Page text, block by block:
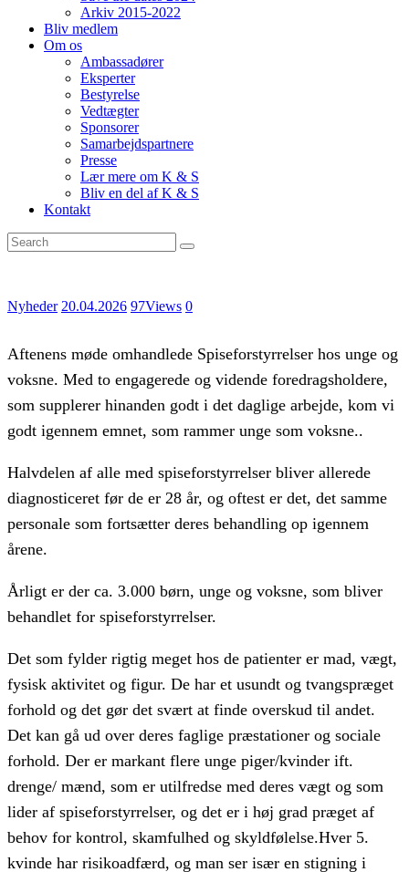
Arkiv 2015-2022
Bliv medlem
Om os
Ambassadører
Eksperter
Bestyrelse
Vedtægter
Sponsorer
Samarbejdspartnere
Presse
Lær mere om K & S
Bliv en del af K & S
Kontakt
Nyheder 20.04.2026 97Views 0
Aftenens møde omhandlede Spiseforstyrrelser hos unge og
voksne. Med to engagerede og vidende foredragsholdere,
som supplerer hinanden godt i det daglige arbejde, kom vi
godt igennem emnet, som rammer unge som voksne..
Halvdelen af alle med spiseforstyrrelser bliver allerede
diagnosticeret før de er 28 år, og oftest er det, det samme
personale som fortsætter deres behandling op igennem
årene.
Årligt er der ca. 3.000 børn, unge og voksne, som bliver
behandlet for spiseforstyrrelser.
Det som fylder rigtig meget hos de patienter er mad, vægt,
fysisk aktivitet og figur. De har et usundt og tvangspræget
forhold og det gør det svært at finde overskud til andet.
Det kan gå ud over deres faglige præstationer og sociale
forhold. Der er markant flere unge piger/kvinder ift.
drenge/ mænd, som er utilfredse med deres vægt og som
lider af spiseforstyrrelser, og det er i høj grad præget af
behov for kontrol, skamfulhed og skyldfølelse.Hver 5.
kvinde har risikoadfærd, og man ser især en stigning i